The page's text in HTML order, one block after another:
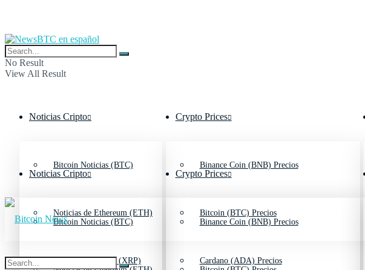
No Result
View All Result
Noticias Cripto
Bitcoin Noticias (BTC)
Noticias de Ethereum (ETH)
Noticias de Ripple (XRP)
Crypto Prices
Binance Coin (BNB) Precios
Bitcoin (BTC) Precios
Cardano (ADA) Precios
Noticias Cripto
Bitcoin Noticias (BTC)
Crypto Prices
Binance Coin (BNB) Precios